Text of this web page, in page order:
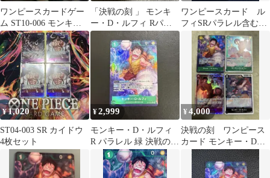
ワンピースカードゲー
ム ST10-006 モンキ
ー・D・ルフィ SR 4枚
セット
「決戦の刻 」 モンキ
ー・D・ルフィ Rパラ
レル
ワンピースカード ル
フィSRパラレル含む
1box開封セット
¥1,020
ST04-003 SR カイドウ
4枚セット
¥2,999
モンキー・D・ルフィ
R パラレル 緑 決戦の刻
ワンピースカードM4
¥4,000
決戦の刻 ワンピース
カード モンキー・D・
ルフィ パラレル 4枚
セット